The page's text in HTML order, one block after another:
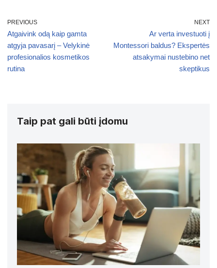
PREVIOUS
Atgaivink odą kaip gamta
atgyja pavasarį – Velykinė
profesionalios kosmetikos
rutina
NEXT
Ar verta investuoti į
Montessori baldus? Ekspertės
atsakymai nustebino net
skeptikus
Taip pat gali būti įdomu